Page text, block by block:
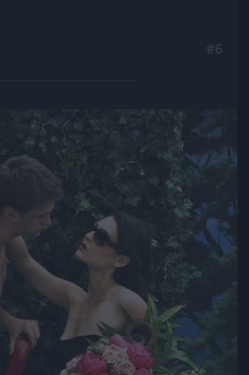
Jön még kép!